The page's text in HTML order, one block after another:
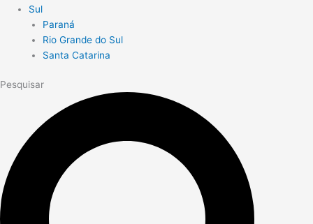
Sul
Paraná
Rio Grande do Sul
Santa Catarina
Pesquisar